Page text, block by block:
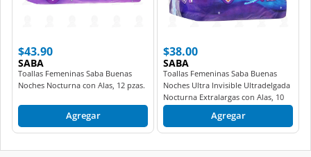
$43.90
SABA
Toallas Femeninas Saba Buenas
Noches Nocturna con Alas, 12 pzas.
Agregar
$38.00
SABA
Toallas Femeninas Saba Buenas
Noches Ultra Invisible Ultradelgada
Nocturna Extralargas con Alas, 10
pzas.
Agregar